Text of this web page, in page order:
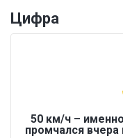
Цифра
50 км/ч –
промчался